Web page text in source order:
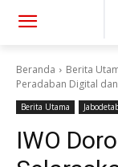
Beranda Berita
Peradaban Digital
Berita Utama
IWO